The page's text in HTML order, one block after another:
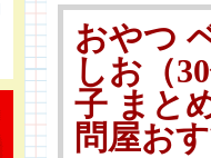
おやつ
しお（
子 まと
問屋お